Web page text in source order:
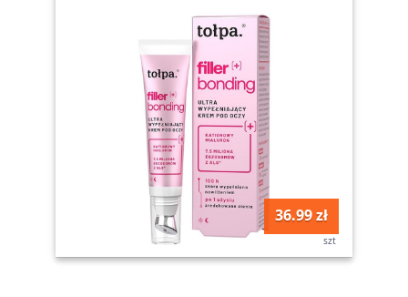
36.99 zł
szt